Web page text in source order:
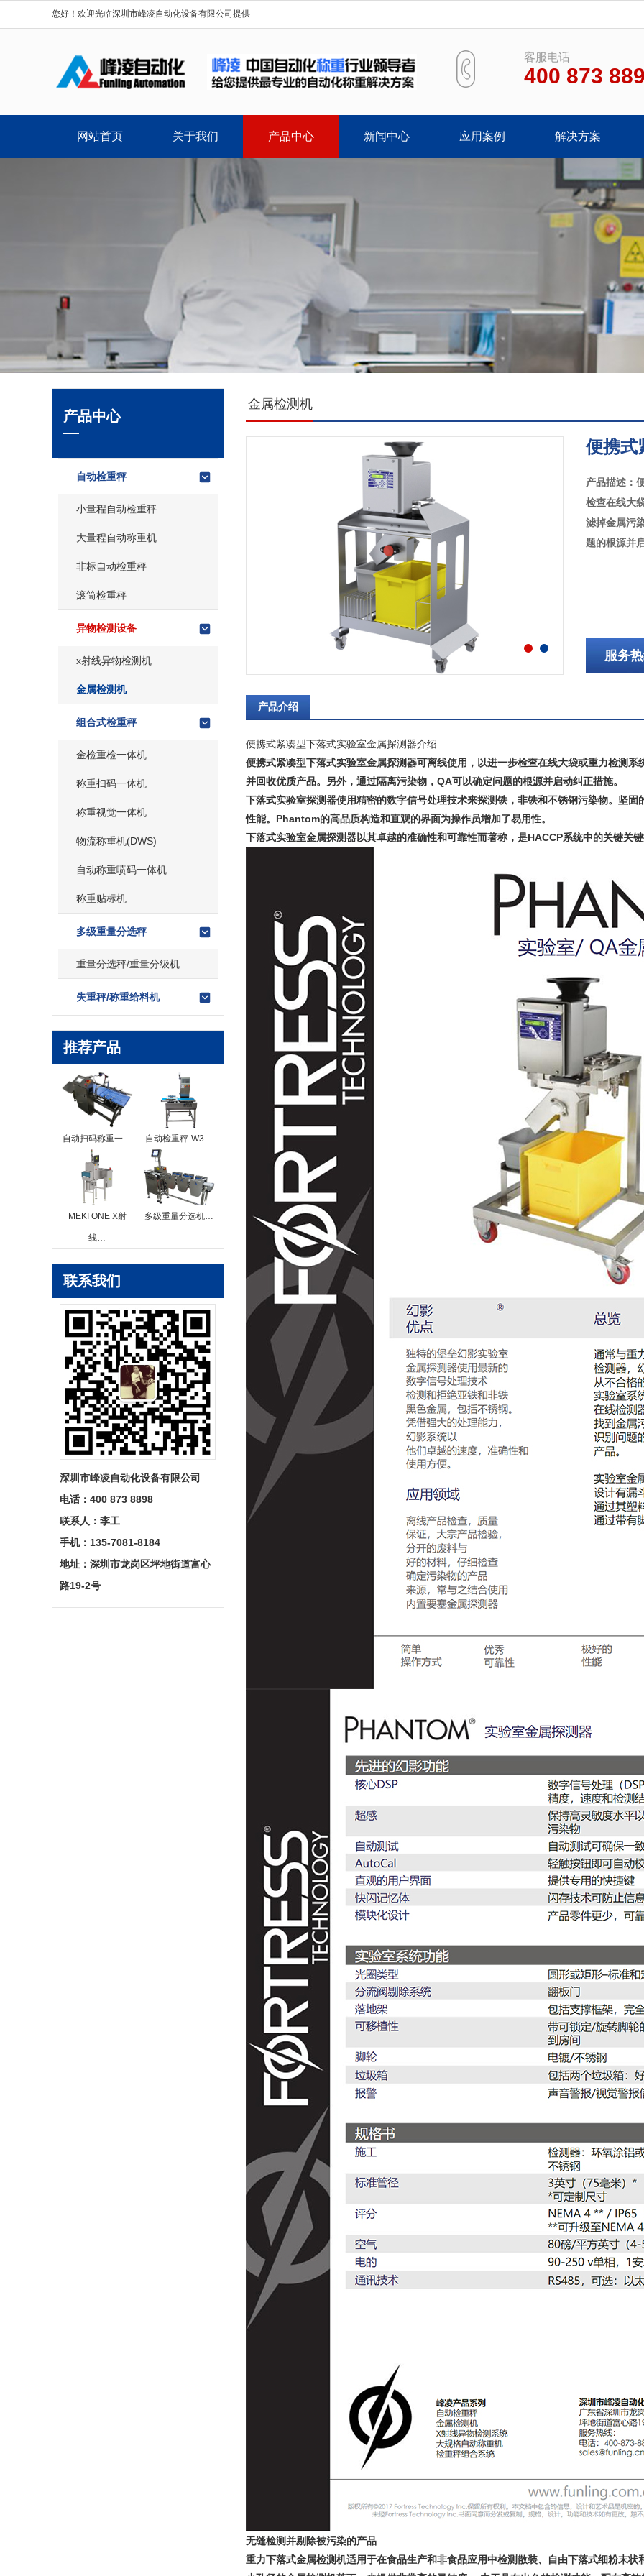
您好！欢迎光临深圳市峰凌自动化设备有限公司提供
客服电话
400 873
网站首页 关于我们 产品中心 新闻中心 应用案例 解决方案
产品中心
自动检重秤
小量程自动检重秤
大量程自动称重机
非标自动检重秤
滚筒检重秤
异物检测设备
x射线异物检测机
金属检测机
组合式检重秤
金检重检一体机
称重扫码一体机
称重视觉一体机
物流称重机(DWS)
自动称重喷码一体机
称重贴标机
多级重量分选秤
重量分选秤/重量分级机
失重秤/称重给料机
推荐产品
自动扫码称重一… 自动检重秤-W3…
MEKI ONE X射
线…
多级重量分选机…
联系我们
深圳市峰凌自动化设备有限公司
电话： 400 873 8898
联系人： 李工
手机：135-7081-8184
地址： 深圳市龙岗区坪地街道富心
路19-2号
金属检测机
便携式
产品描述：
检查在线大
滤掉金属污
题的根源并
服务
产品介绍
便携式紧凑型下落式实验室金属探测器介绍
便携式紧凑型下落式实验室金属探测器可离线使用，以进一步检查在线大袋或重力检测
并回收优质产品。另外，通过隔离污染物，QA可以确定问题的根源并启动纠正措施。
下落式实验室探测器使用精密的数字信号处理技术来探测铁，非铁和不锈钢污染物。坚
性能。Phantom的高品质构造和直观的界面为操作员增加了易用性。
下落式实验室金属探测器以其卓越的准确性和可靠性而著称，是HACCP系统中的关键关
无缝检测并剔除被污染的产品
重力下落式金属检测机适用于在食品生产和非食品应用中检测散装、自由下落式细粉末